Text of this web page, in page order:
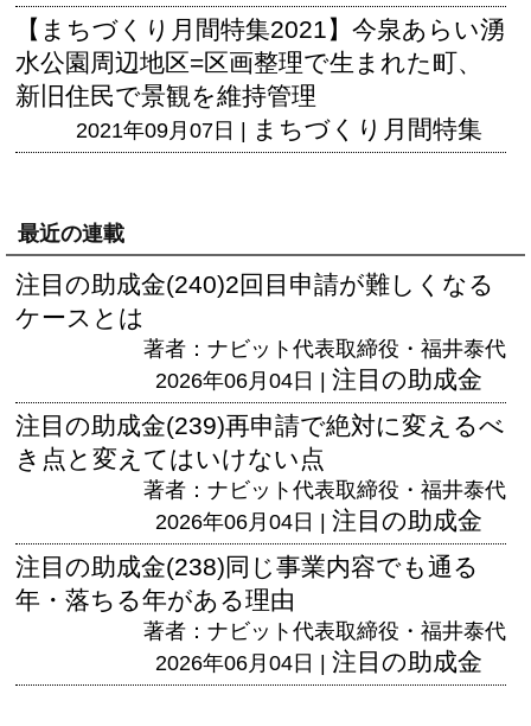
【まちづくり月間特集2021】今泉あらい湧
水公園周辺地区=区画整理で生まれた町、
新旧住民で景観を維持管理
2021年09月07日 | まちづくり月間特集
最近の連載
注目の助成金(240)2回目申請が難しくなる
ケースとは
著者：ナビット代表取締役・福井泰代
2026年06月04日 | 注目の助成金
注目の助成金(239)再申請で絶対に変えるべ
き点と変えてはいけない点
著者：ナビット代表取締役・福井泰代
2026年06月04日 | 注目の助成金
注目の助成金(238)同じ事業内容でも通る
年・落ちる年がある理由
著者：ナビット代表取締役・福井泰代
2026年06月04日 | 注目の助成金